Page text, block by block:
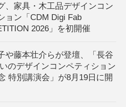
、家具・木工品デザインコン
ョン「CDM Digi Fab
2026」を初開催
や藤本壮介らが登壇、「長谷
のデザインコンペティション
特別講演会」が8月19日に開